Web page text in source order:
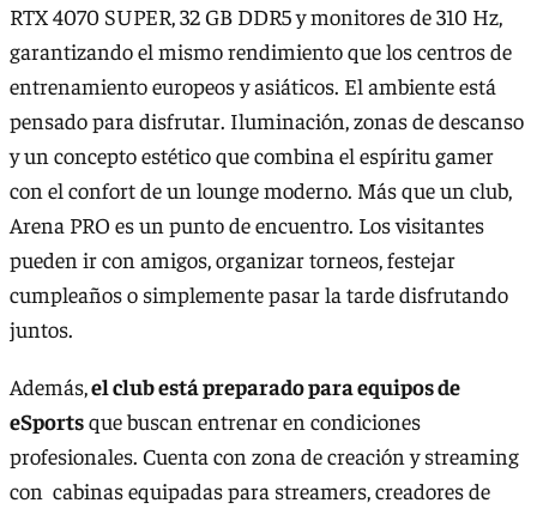
RTX 4070 SUPER, 32 GB DDR5 y monitores de 310 Hz,
garantizando el mismo rendimiento que los centros de
entrenamiento europeos y asiáticos. El ambiente está
pensado para disfrutar. Iluminación, zonas de descanso
y un concepto estético que combina el espíritu gamer
con el confort de un lounge moderno. Más que un club,
Arena PRO es un punto de encuentro. Los visitantes
pueden ir con amigos, organizar torneos, festejar
cumpleaños o simplemente pasar la tarde disfrutando
juntos.
Además,el club está preparado para equipos de
eSportsque buscan entrenar en condiciones
profesionales. Cuenta con zona de creación y streaming
con cabinas equipadas para streamers, creadores de